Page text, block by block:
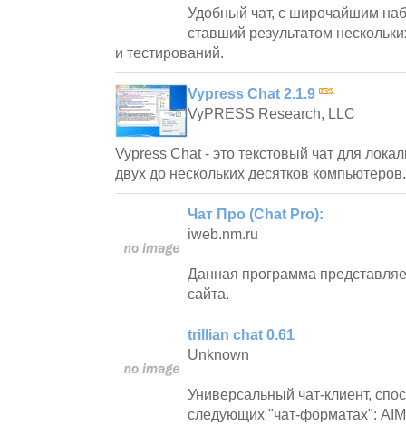
Удобный чат, с широчайшим
ставший результатом
и тестирований.
Vypress Chat 2.1.9
VyPRESS Research, LLC
Vypress Chat - это текстовый чат для
двух до нескольких десятков компьютеров.
Чат Про (Chat Pro):
iweb.nm.ru
Данная программа
сайта.
trillian chat 0.61
Unknown
Универсальный чат-клиент,
следующих "чат-форматах":